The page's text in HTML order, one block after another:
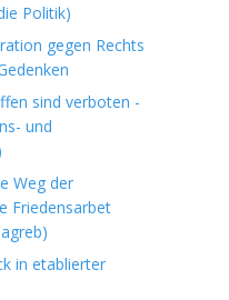
Politik)
gegen Rechts
sind verboten -
und
Weg der
Friedensarbet
in etablierter